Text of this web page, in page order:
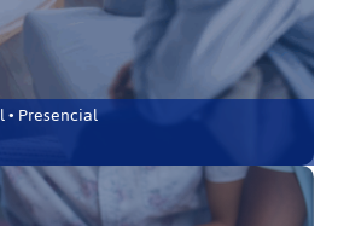
• Presencial